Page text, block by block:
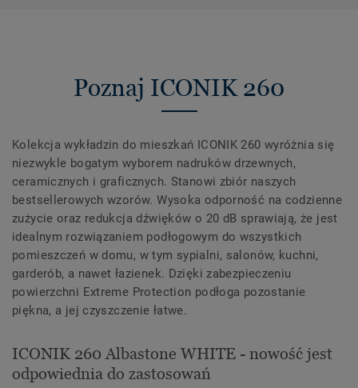
Poznaj ICONIK 260
Kolekcja wykładzin do mieszkań ICONIK 260 wyróżnia się
niezwykle bogatym wyborem nadruków drzewnych,
ceramicznych i graficznych. Stanowi zbiór naszych
bestsellerowych wzorów. Wysoka odporność na codzienne
zużycie oraz redukcja dźwięków o 20 dB sprawiają, że jest
idealnym rozwiązaniem podłogowym do wszystkich
pomieszczeń w domu, w tym sypialni, salonów, kuchni,
garderób, a nawet łazienek. Dzięki zabezpieczeniu
powierzchni Extreme Protection podłoga pozostanie
piękna, a jej czyszczenie łatwe.
ICONIK 260 Albastone WHITE - nowość jest
odpowiednia do zastosowań